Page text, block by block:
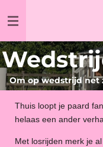
direct
de
hoofdinhoud
Om op wedstrijd net
Thuis loopt je paard
helaas een ander
Met losrijden merk je